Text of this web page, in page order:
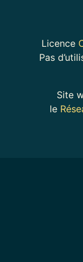
Licence
Pas
Site
le